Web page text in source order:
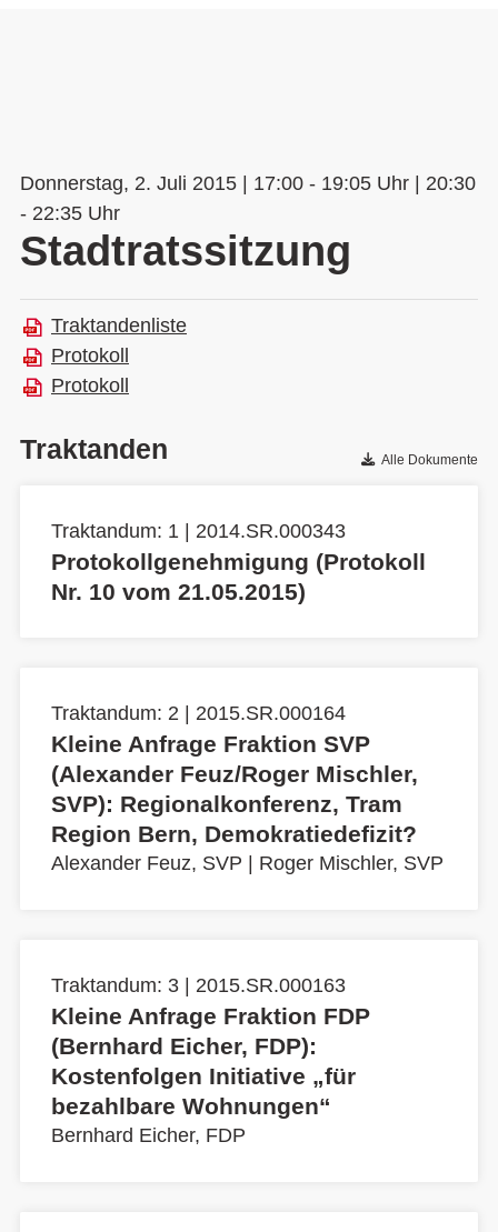
Donnerstag, 2. Juli 2015 | 17:00 - 19:05 Uhr | 20:30
- 22:35 Uhr
Stadtratssitzung
Traktandenliste
Protokoll
Protokoll
Traktanden Alle Dokumente
Traktandum: 1 | 2014.SR.000343
Protokollgenehmigung (Protokoll
Nr. 10 vom 21.05.2015)
Traktandum: 2 | 2015.SR.000164
Kleine Anfrage Fraktion SVP
(Alexander Feuz/Roger Mischler,
SVP): Regionalkonferenz, Tram
Region Bern, Demokratiedefizit?
Alexander Feuz, SVP Roger Mischler, SVP
Traktandum: 3 | 2015.SR.000163
Kleine Anfrage Fraktion FDP
(Bernhard Eicher, FDP):
Kostenfolgen Initiative „für
bezahlbare Wohnungen“
Bernhard Eicher, FDP